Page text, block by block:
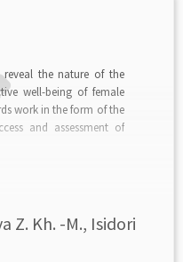
the nature of the
well-being of female
work in the form of the
and assessment of
Z. Kh. -M., Isidori